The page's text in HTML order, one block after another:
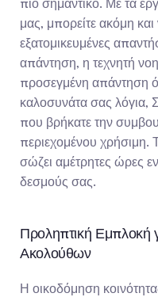
πιο σημαντικό. Με τα
μας, μπορείτε ακόμη
εξατομικευμένες
απάντηση, η τεχνητή
προσεγμένη απάντηση
καλοσυνάτα σας λόγια,
που βρήκατε την
περιεχομένου χρήσιμη.
σώζει αμέτρητες ώρες
δεσμούς σας.
Προληπτική Εμπλοκή
Ακολούθων
Η οικοδόμηση